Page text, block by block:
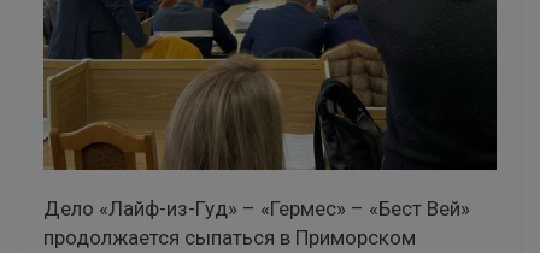
Дело «Лайф-из-Гуд» – «Гермес» – «Бест Вей»
продолжается сыпаться в Приморском